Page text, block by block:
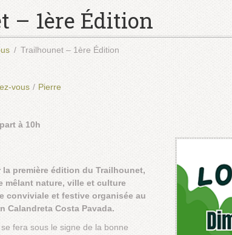
– 1ère Édition
Trailhounet – 1ère Édition
vous / Pierre
à 10h
première édition du Trailhounet,
mêlant nature, ville et culture
conviviale et festive organisée au
Calandreta Costa Pavada.
fera sous le signe de la bonne